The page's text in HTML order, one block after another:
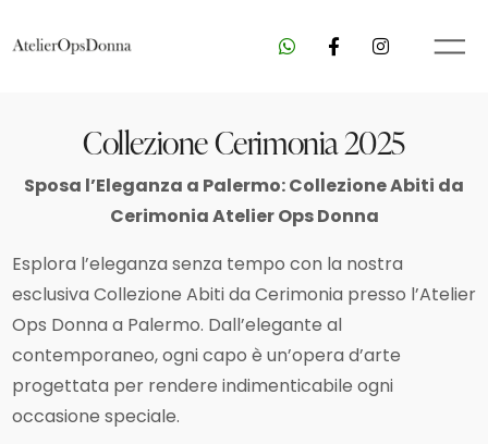
Collezione Cerimonia 2025
Sposa l’Eleganza a Palermo: Collezione Abiti da
Cerimonia Atelier Ops Donna
Esplora l’eleganza senza tempo con la nostra
esclusiva Collezione Abiti da Cerimonia presso l’Atelier
Ops Donna a Palermo. Dall’elegante al
contemporaneo, ogni capo è un’opera d’arte
progettata per rendere indimenticabile ogni
occasione speciale.